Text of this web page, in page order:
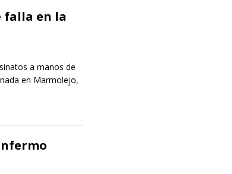
falla en la
a manos de
en Marmolejo,